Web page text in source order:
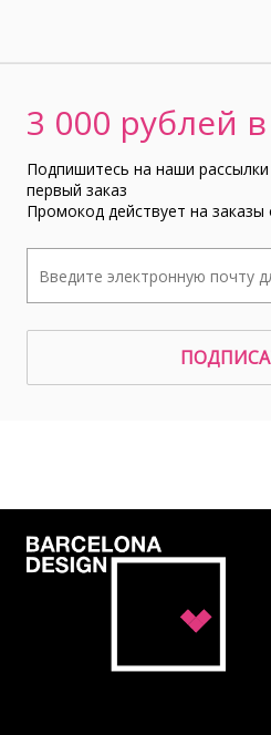
3 000 рублей
Подпишитесь на наши
первый заказ
Промокод действует на заказы